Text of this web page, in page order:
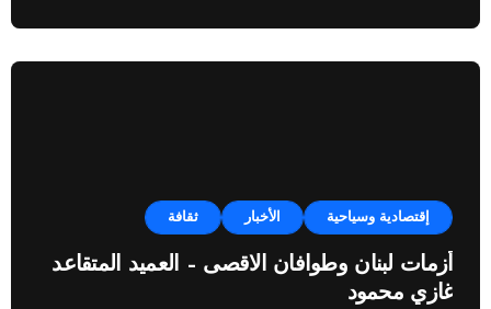
إقتصادية وسياحية الأخبار ثقافة
أزمات لبنان وطوافان الاقصى – العميد المتقاعد
غازي محمود